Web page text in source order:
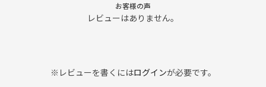
お客様の声
レビューはありません。
※レビューを書くにはログインが必要です。